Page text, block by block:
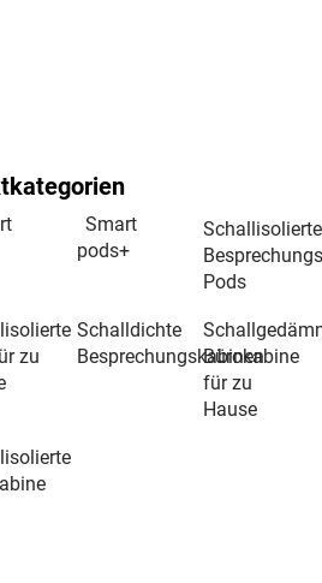
Smart
pods+
Schallisolierte
Pods
zu
Schalldichte
Besprechungskabinen
Bürokabine
für zu
Hause